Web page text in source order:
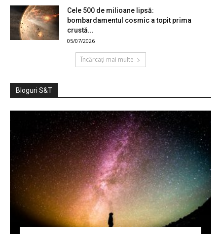
Cele 500 de milioane lipsă:
bombardamentul cosmic a topit prima
crustă...
05/07/2026
Încărcați mai multe
Bloguri S&T